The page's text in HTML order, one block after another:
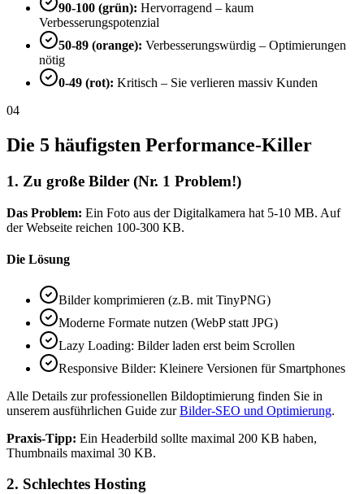
90-100 (grün): Hervorragend – kaum
Verbesserungspotenzial
50-89 (orange): Verbesserungswürdig – Optimierungen
nötig
0-49 (rot): Kritisch – Sie verlieren massiv Kunden
04
Die 5 häufigsten Performance-Killer
1. Zu große Bilder (Nr. 1 Problem!)
Das Problem: Ein Foto aus der Digitalkamera hat 5-10 MB. Auf
der Webseite reichen 100-300 KB.
Die Lösung
Bilder komprimieren (z.B. mit TinyPNG)
Moderne Formate nutzen (WebP statt JPG)
Lazy Loading: Bilder laden erst beim Scrollen
Responsive Bilder: Kleinere Versionen für Smartphones
Alle Details zur professionellen Bildoptimierung finden Sie in
unserem ausführlichen Guide zurBilder-SEO und Optimierung.
Praxis-Tipp: Ein Headerbild sollte maximal 200 KB haben,
Thumbnails maximal 30 KB.
2. Schlechtes Hosting